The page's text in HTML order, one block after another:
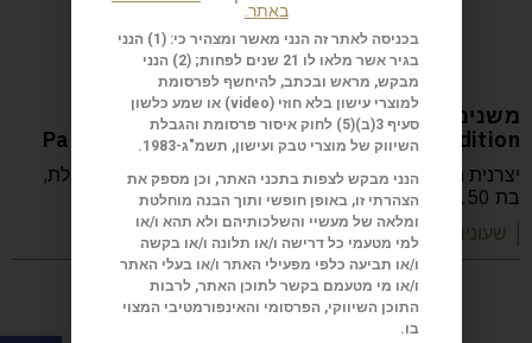
משנים את תפיסת הזמן Glashütte Original
PanoMatic Calendar Platinum Limited Edition
יצרנית השעונים הגרמנית Glashütte מציגה מהדורה מוגבלת,
בת 150 יחידות, שמשנה את קונספט הזמן.
| שעונים ותכשיטים
באתר.
בכניסה לאתר זה הנני מאשר ומצהיר כי: (1) הנני
בגיר אשר מלאו לו 21 שנים לפחות; (2) הנני
מבקש, מראש ובכתב, להיחשף לפרסומת
למוצרי עישון בלא חוזי (video) או שמע כלשון
סעיף 3(ב)(5) לחוק איסור פרסומת והגבלת
השיווק של מוצרי טבק ועישון, תשמ"ג-1983.
הנני מבקש לצפות בתכני האתר, וכן מספק את
הצהרתי זו, באופן חופשי ותוך הבנה מוחלטת
ומלאה של מעשיי והשלכותיהם ולא תהא ו/או
למי מטעמי כל דרישה ו/או תלונה ו/או בקשה
ו/או תביעה כלפי מפעילי האתר ו/או בעלי האתר
ו/או מי מטעמם בקשר לתוכן האתר, לרבות
התוכן השיווקי, הפרסומי והאינפורמטיבי המצוי
בו.